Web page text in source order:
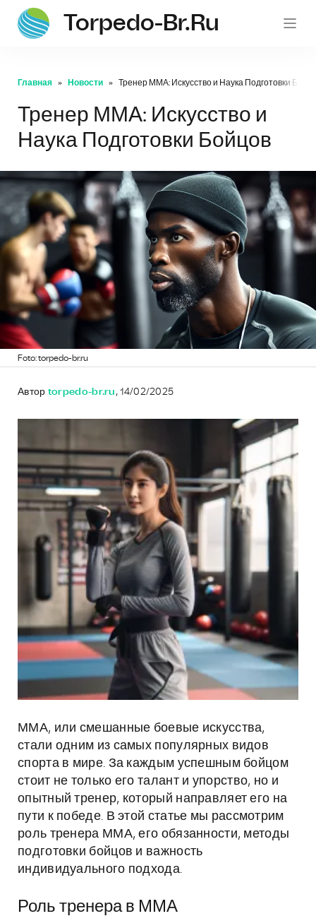
Torpedo-Br.ru
Главная Новости Тренер ММА: Искусство и Наука Подготовки
Тренер ММА: Искусство и
Наука Подготовки Бойцов
Foto: torpedo-br.ru
Автор torpedo-br.ru , 14/02/2025
ММА, или смешанные боевые искусства,
стали одним из самых популярных видов
спорта в мире. За каждым успешным бойцом
стоит не только его талант и упорство, но и
опытный тренер, который направляет его на
пути к победе. В этой статье мы рассмотрим
роль тренера ММА, его обязанности, методы
подготовки бойцов и важность
индивидуального подхода.
Роль тренера в ММА